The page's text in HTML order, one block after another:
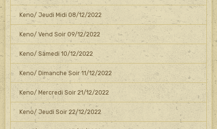
Keno/ Jeudi Midi 08/12/2022
Keno/ Vend Soir 09/12/2022
Keno/ Samedi 10/12/2022
Keno/ Dimanche Soir 11/12/2022
Keno/ Mercredi Soir 21/12/2022
Keno/ Jeudi Soir 22/12/2022